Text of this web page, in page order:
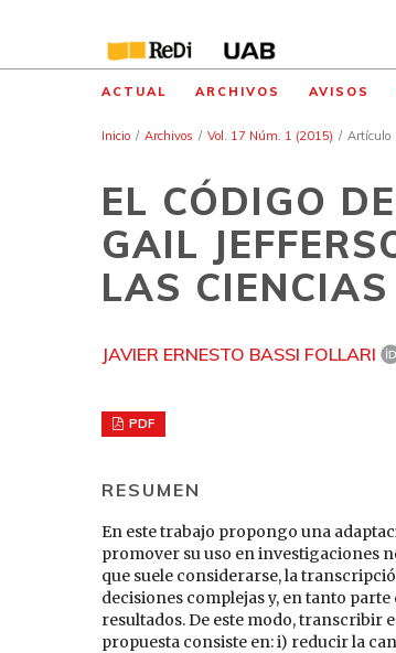
ACTUAL ARCHIVOS AVISOS
Inicio / Archivos / Vol. 17 Núm. 1 (2015) / Artículo
EL CÓDIGO
GAIL
LAS
JAVIER ERNESTO BASSI FOLLARI
PDF
RESUMEN
En este trabajo propongo una
promover su uso en investigaciones
que suele considerarse, la
decisiones complejas y, en tanto
resultados. De este modo, transcribir
propuesta consiste en: i) reducir la